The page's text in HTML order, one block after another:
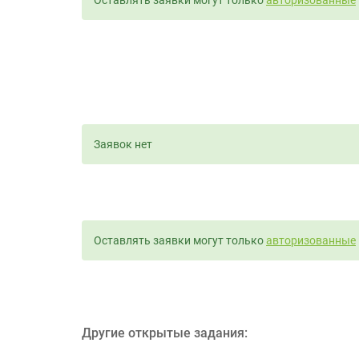
Заявок нет
Оставлять заявки могут толькоавторизованные
Другие открытые задания: